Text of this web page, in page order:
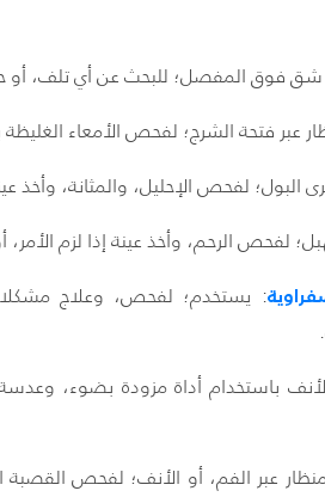
شق فوق المفصل؛ للبحث عن أي تلف، أو
عبر فتحة الشرج؛ لفحص الأمعاء الغليظة
البول؛ لفحص الإحليل، والمثانة، وأخذ
لفحص الرحم، وأخذ عينة إذا لزم الأمر،
: يستخدم؛ لفحص، وعلاج مشكلات
باستخدام أداة مزودة بضوء، وعدسة
عبر الفم، أو الأنف؛ لفحص القصبة